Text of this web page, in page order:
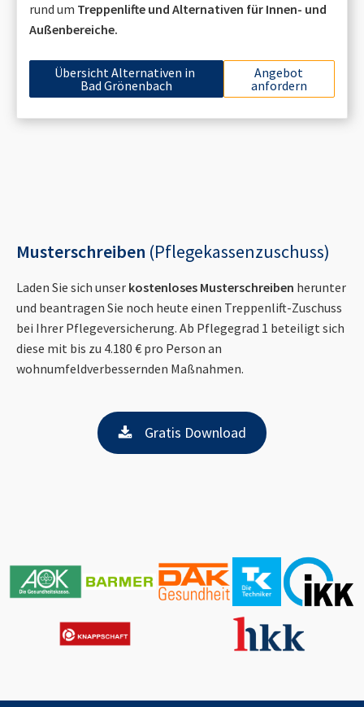
rund um Treppenlifte und Alternativen für Innen- und
Außenbereiche.
Übersicht Alternativen in
Bad Grönenbach
Angebot
anfordern
Musterschreiben (Pflegekassenzuschuss)
Laden Sie sich unser kostenloses Musterschreiben herunter
und beantragen Sie noch heute einen Treppenlift-Zuschuss
bei Ihrer Pflegeversicherung. Ab Pflegegrad 1 beteiligt sich
diese mit bis zu 4.180 € pro Person an
wohnumfeldverbessernden Maßnahmen.
Gratis Download